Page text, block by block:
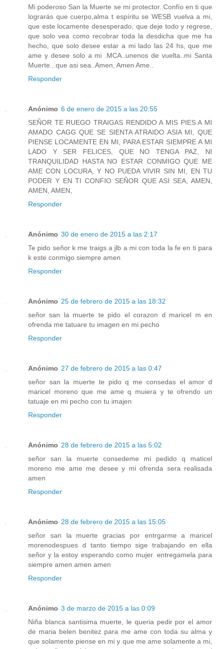
Mi poderoso San la Muerte se mi protector..Confío en ti que
lograrás que cuerpo,alma t espíritu se WESB vuelva a mi,
que este locamente desesperado, que deje todo y regrese,
que solo vea como recobrar toda la desdicha que me ha
hecho, que solo desee estar a mi lado las 24 hs, que me
ame y desee solo a mi .MCA..unenos de vuelta..mi Santa
Muerte...que asi sea..Amen, Amen Ame..
Responder
Anónimo 6 de enero de 2015 a las 20:55
SEÑOR TE RUEGO TRAIGAS RENDIDO A MIS PIES A MI
AMADO CAGG QUE SE SIENTA ATRAIDO ASIA MI, QUE
PIENSE LOCAMENTE EN MI, PARA ESTAR SIEMPRE A MI
LADO Y SER FELICES, QUE NO TENGA PAZ, NI
TRANQUILIDAD HASTA NO ESTAR CONMIGO QUE ME
AME CON LOCURA, Y NO PUEDA VIVIR SIN MI, EN TU
PODER Y EN TI CONFIO SEÑOR QUE ASI SEA, AMEN,
AMEN, AMEN,
Responder
Anónimo 30 de enero de 2015 a las 2:17
Te pido señor k me traigs a jlb a mi con toda la fe en ti para
k este conmigo siempre amen
Responder
Anónimo 25 de febrero de 2015 a las 18:32
señor san la muerte te pido el corazon d maricel m en
ofrenda me tatuare tu imagen en mi pecho
Responder
Anónimo 27 de febrero de 2015 a las 0:47
señor san la muerte te pido q me consedas el amor d
maricel moreno que me ame q muiera y te ofrendo un
tatuaje en mi pecho con tu imajen
Responder
Anónimo 28 de febrero de 2015 a las 5:02
señor san la muerte consedeme mi pedido q maticel
moreno me ame me desee y mi ofrenda sera realisada
amen
Responder
Anónimo 28 de febrero de 2015 a las 15:05
señor san la muerte gracias por entrgarme a maricel
morenodespues d tanto tiempo sige trabajando en ella
señor y la estoy esperando como mujer. entregamela para
siempre amen amen amen
Responder
Anónimo 3 de marzo de 2015 a las 0:09
Niña blanca santisima muerte, le queria pedir por el amor
de maria belen benitez para me ame con toda su alma y
que solamente piense en mi y que me ame solamente a mi,